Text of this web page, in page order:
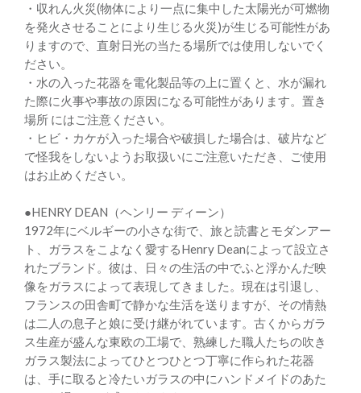
・収れん火災(物体により一点に集中した太陽光が可燃物
を発火させることにより生じる火災)が生じる可能性があ
りますので、直射日光の当たる場所では使用しないでく
ださい。
・水の入った花器を電化製品等の上に置くと、水が漏れ
た際に火事や事故の原因になる可能性があります。置き
場所 にはご注意ください。
・ヒビ・カケが入った場合や破損した場合は、破片など
で怪我をしないようお取扱いにご注意いただき、ご使用
はお止めください。
●HENRY DEAN（ヘンリー ディーン）
1972年にベルギーの小さな街で、旅と読書とモダンアー
ト、ガラスをこよなく愛するHenry Deanによって設立さ
れたブランド。彼は、日々の生活の中でふと浮かんだ映
像をガラスによって表現してきました。現在は引退し、
フランスの田舎町で静かな生活を送りますが、その情熱
は二人の息子と娘に受け継がれています。古くからガラ
ス生産が盛んな東欧の工場で、熟練した職人たちの吹き
ガラス製法によってひとつひとつ丁寧に作られた花器
は、手に取ると冷たいガラスの中にハンドメイドのあた